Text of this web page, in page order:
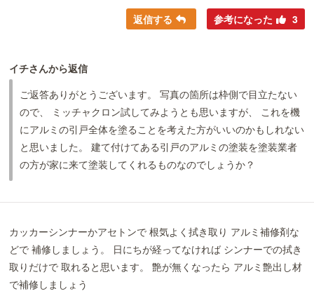
返信する 参考になった 3
イチさんから返信
ご返答ありがとうございます。 写真の箇所は枠側で目立たない
ので、 ミッチャクロン試してみようとも思いますが、 これを機
にアルミの引戸全体を塗ることを考えた方がいいのかもしれない
と思いました。 建て付けてある引戸のアルミの塗装を塗装業者
の方が家に来て塗装してくれるものなのでしょうか？
カッカーシンナーかアセトンで 根気よく拭き取り アルミ補修剤な
どで 補修しましょう。 日にちが経ってなければ シンナーでの拭き
取りだけで 取れると思います。 艶が無くなったら アルミ艶出し材
で補修しましょう